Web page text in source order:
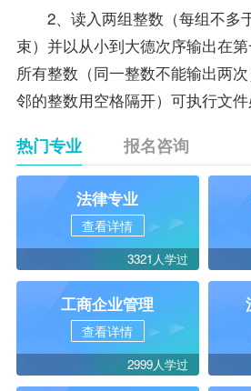
2、读入两组整数（每组不多
束）并以从小到大德次序输出在
所有整数（同一整数不能输出两
邻的整数用空格隔开）可执行文
热门专业 报名咨询
法律专业
查看详情
3321人学过
工商企业管理
查看详情
2999人学过